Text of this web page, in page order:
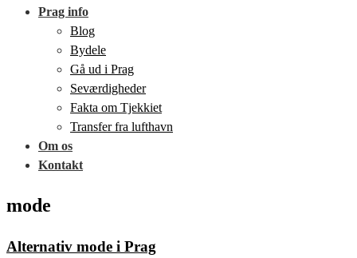
Prag info
Blog
Bydele
Gå ud i Prag
Seværdigheder
Fakta om Tjekkiet
Transfer fra lufthavn
Om os
Kontakt
mode
Alternativ mode i Prag